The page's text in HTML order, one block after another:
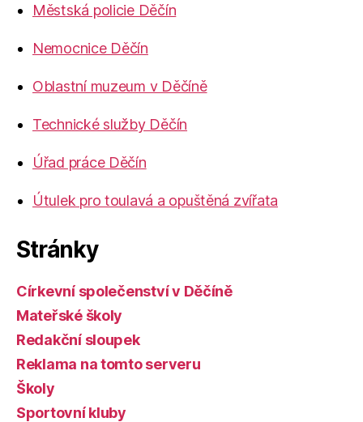
Městská policie Děčín
Nemocnice Děčín
Oblastní muzeum v Děčíně
Technické služby Děčín
Úřad práce Děčín
Útulek pro toulavá a opuštěná zvířata
Stránky
Církevní společenství v Děčíně
Mateřské školy
Redakční sloupek
Reklama na tomto serveru
Školy
Sportovní kluby